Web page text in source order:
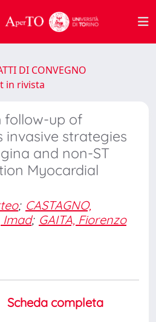
DI CONVEGNO
in rivista
follow-up of
invasive strategies
and non-ST
Myocardial
; CASTAGNO,
Imad; GAITA, Fiorenzo
Scheda completa